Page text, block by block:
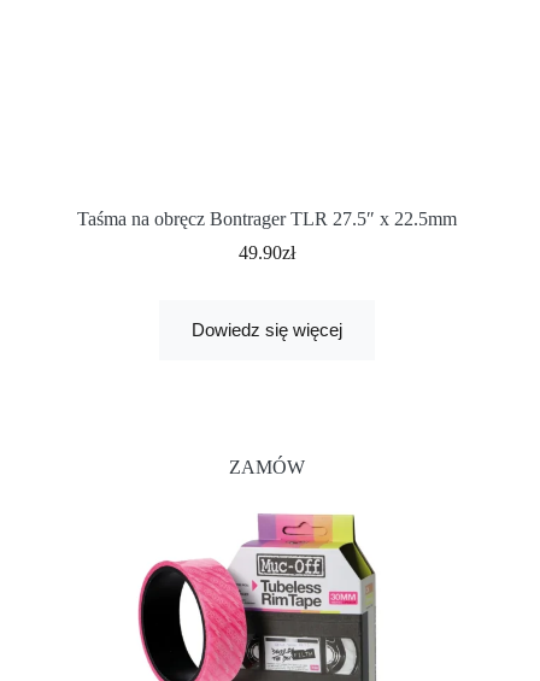
Taśma na obręcz Bontrager TLR 27.5″ x 22.5mm
49.90zł
Dowiedz się więcej
ZAMÓW